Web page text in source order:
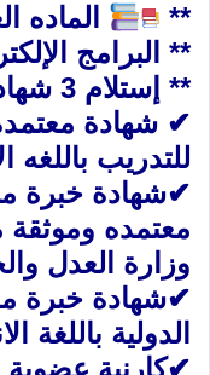
**
الماده
** البرامج
** إستلام 3 شهادات: (مجاناً)
✔ شهادة
للتدريب باللغه
✔شهادة خبرة من
معتمده
وزارة العدل
✔شهادة خبرة
الدولية باللغة